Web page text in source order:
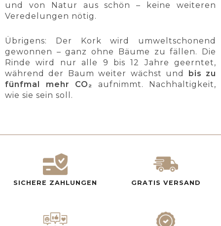
und von Natur aus schön – keine weiteren
Veredelungen nötig.
Übrigens: Der Kork wird umweltschonend
gewonnen – ganz ohne Bäume zu fällen. Die
Rinde wird nur alle 9 bis 12 Jahre geerntet,
während der Baum weiter wächst und
bis zu
fünfmal mehr CO₂
aufnimmt. Nachhaltigkeit,
wie sie sein soll.
SICHERE ZAHLUNGEN GRATIS VERSAND